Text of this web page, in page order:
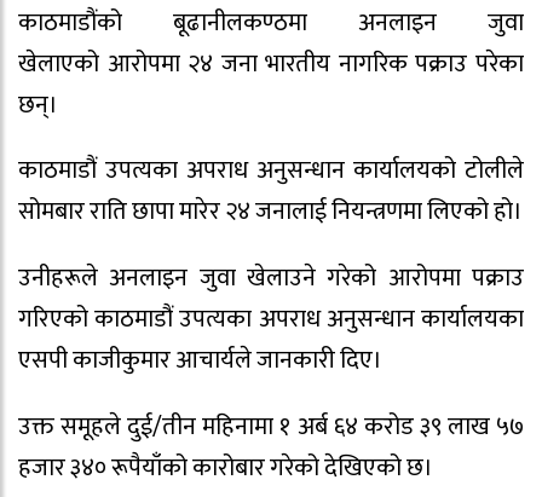
काठमाडौंको बूढानीलकण्ठमा अनलाइन जुवा
खेलाएको आरोपमा २४ जना भारतीय नागरिक पक्राउ परेका
छन्।
काठमाडौं उपत्यका अपराध अनुसन्धान कार्यालयको टोलीले
सोमबार राति छापा मारेर २४ जनालाई नियन्त्रणमा लिएको हो।
उनीहरूले अनलाइन जुवा खेलाउने गरेको आरोपमा पक्राउ
गरिएको काठमाडौं उपत्यका अपराध अनुसन्धान कार्यालयका
एसपी काजीकुमार आचार्यले जानकारी दिए।
उक्त समूहले दुई/तीन महिनामा १ अर्ब ६४ करोड ३९ लाख ५७
हजार ३४० रूपैयाँको कारोबार गरेको देखिएको छ।